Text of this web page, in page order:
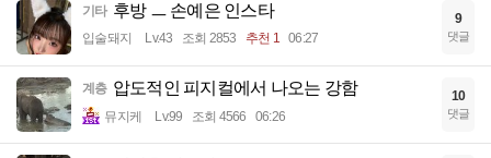
기타 후방 ㅡ 손예은 인스타
입술돼지 Lv.43 조회 2853 추천 1 06:27
9
댓글
계층 압도적인 피지컬에서 나오는 강함
뮤지케 Lv.99 조회 4566 06:26
10
댓글